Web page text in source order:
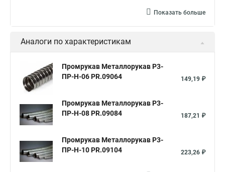
Металлорукав в пвх 50 Металлорукав в изоляции 20
Металлорукав ду Металлорукав для кабеля
Металлорукав зэта Металлорукав мрпи
Металлорукав в пвх изоляции рз
Металлорукав выхлопной Металлорукав кабельный
Металлорукав нержавеющий
Показать больше
Аналоги по характеристикам
Промрукав Металлорукав Р3-
ПР-Н-06 PR.09064
149,19 ₽
Промрукав Металлорукав Р3-
ПР-Н-08 PR.09084
187,21 ₽
Промрукав Металлорукав Р3-
ПР-Н-10 PR.09104
223,26 ₽